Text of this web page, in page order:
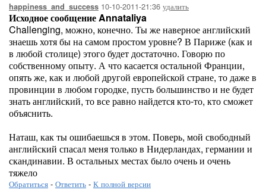
happiness_and_success 10-10-2011-21:36 удалить
Исходное сообщение Annataliya
Challenging, можно, конечно. Ты же наверное английский
знаешь хотя бы на самом простом уровне? В Париже (как и
в любой столице) этого будет достаточно. Говорю по
собственному опыту. А что касается остальной Франции,
опять же, как и любой другой европейской стране, то даже в
провинции в любом городке, пусть большинство и не будет
знать английский, то все равно найдется кто-то, кто сможет
объяснить.
Наташ, как ты ошибаешься в этом. Поверь, мой свободный
английский спасал меня только в Нидерландах, германии и
скандинавии. В остальных местах было очень и очень
тяжело
Обратиться - Ответить - К полной версии